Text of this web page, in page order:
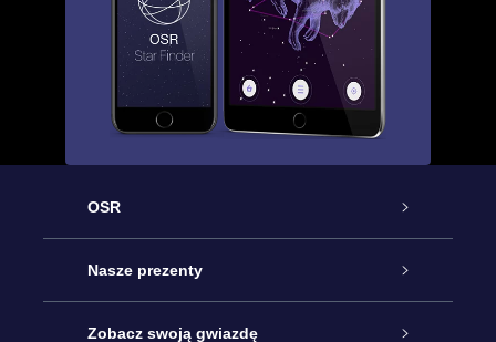
OSR
Obsługa
Kontakt
Nasze prezenty
Podarunek Gwiazda Online
Zobacz swoją gwiazdę